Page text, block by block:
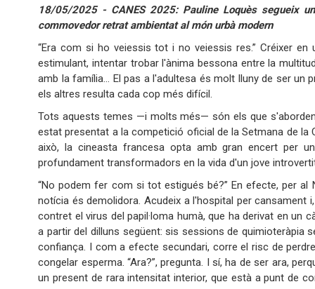
18/05/2025 - CANES 2025: Pauline Loquès segueix
commovedor retrat ambientat al món urbà modern
“Era com si ho veiessis tot i no veiessis res.” Créixer
estimulant, intentar trobar l'ànima bessona entre la
amb la família… El pas a l'adultesa és molt lluny de ser
els altres resulta cada cop més difícil.
Tots aquests temes —i molts més— són els que
estat presentat a la competició oficial de la Setmana de la
això, la cineasta francesa opta amb gran encert per
profundament transformadors en la vida d'un jove
“No podem fer com si tot estigués bé?” En efecte, per al
notícia és demolidora. Acudeix a l'hospital per cansament
contret el virus del papil·loma humà, que ha derivat en
a partir del dilluns següent: sis sessions de quimioteràpia
confiança. I com a efecte secundari, corre el risc de
congelar esperma. “Ara?”, pregunta. I sí, ha de ser ara,
un present de rara intensitat interior, que està a punt de